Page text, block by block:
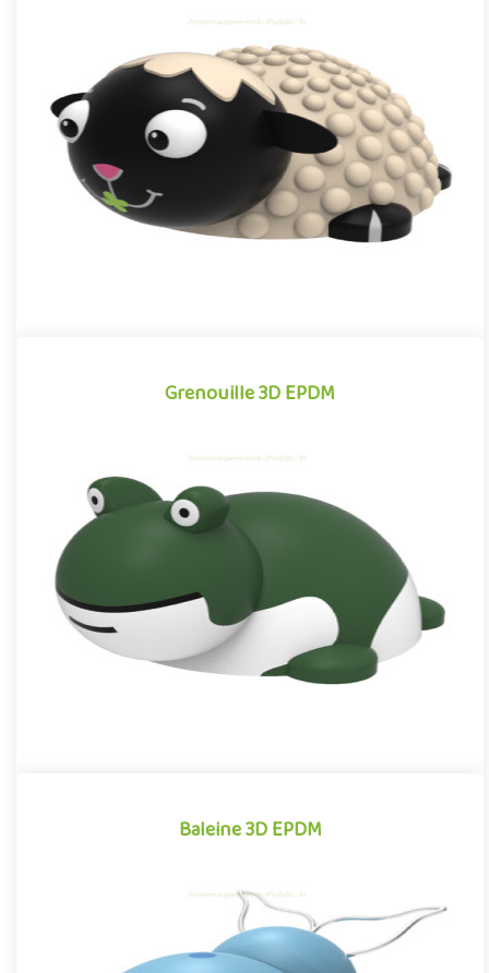
Mouton 3D EPDM
Module 3D pour aires de jeux extérieurs inspiré des univers des
dessins animés et des bandes dessinées, le Mouton EPDM se
Offre partenaire
Grenouille 3D EPDM
Grenouille 3D EPDM
Module 3D pour aires de jeux extérieurs inspiré des univers des
dessins animés et des bandes dessinées, la Grenouille EPDM se..
Baleine 3D EPDM
Baleine 3D EPDM
Module 3D pour aires de jeux extérieurs inspiré des univers des